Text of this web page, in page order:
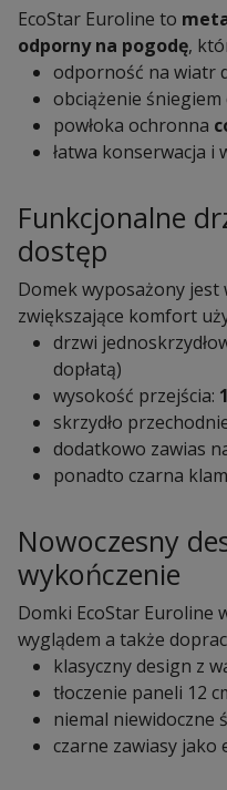
EcoStar Euroline to
odporny na pogodę,
odporność na wiatr
obciążenie śniegiem
powłoka ochronna
łatwa konserwacja
Funkcjonalne
dostęp
Domek wyposażony
zwiększające komfort
drzwi
dopłatą)
wysokość przejścia:
skrzydło
dodatkowo zawias
ponadto czarna
Nowoczesny
wykończenie
Domki EcoStar Euroline
wyglądem a także
klasyczny design z
tłoczenie paneli 12
niemal niewidoczne
czarne zawiasy jako